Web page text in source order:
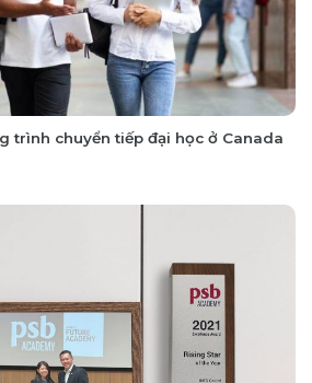
trình chuyển tiếp đại học ở Canada